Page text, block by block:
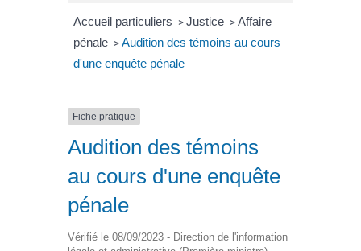
Accueil particuliers > Justice > Affaire
pénale > Audition des témoins au cours
d'une enquête pénale
Fiche pratique
Audition des témoins
au cours d'une enquête
pénale
Vérifié le 08/09/2023 - Direction de l'information